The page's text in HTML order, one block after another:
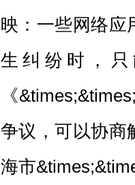
映：一些网络应
生纠纷时，
《
争议，可以协商
海市